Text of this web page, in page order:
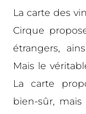
La carte des
Cirque
étrangers,
Mais le
La carte
bien-sûr,